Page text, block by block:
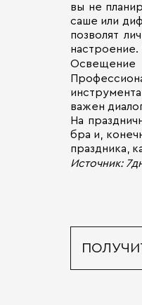
вы не
саше или
позволят
настроение.
Освещение
важен
На
бра и,
праздника,
Источник: